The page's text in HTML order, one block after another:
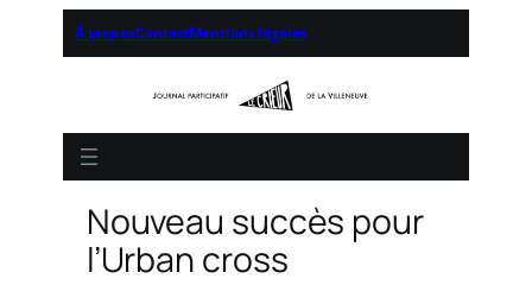
À proposContactMentions légales
Nouveau succès pour
l’Urban cross